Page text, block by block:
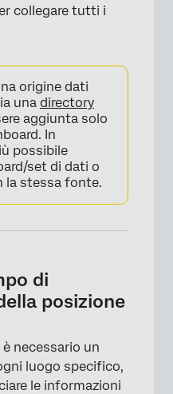
collegare tutti i
origine dati
una directory
aggiunta solo
In
possibile
set di dati o
la stessa fonte.
di
posizione
necessario un
luogo specifico,
le informazioni